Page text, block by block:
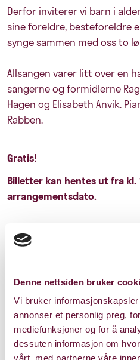
Denne nettsiden bruker
Vi bruker
annonser et personlig preg,
mediefunksjoner og for å
dessuten informasjon om
vårt, med partnerne våre
Derfor inviterer vi barn i
sine foreldre, besteforeldre
synge sammen med oss to
Allsangen varer litt over en
sangerne og formidlerne
Hagen og Elisabeth Anvik.
Rabben.
Gratis!
Billetter kan hentes ut fra kl.
arrangementsdato.
Vi anbefaler å ta ut billetter